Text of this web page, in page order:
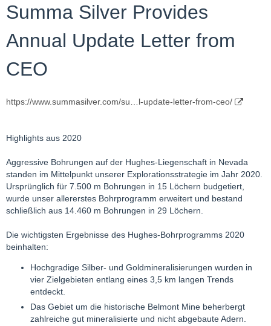
Summa Silver Provides
Annual Update Letter from
CEO
https://www.summasilver.com/su…l-update-letter-from-ceo/
Highlights aus 2020
Aggressive Bohrungen auf der Hughes-Liegenschaft in Nevada
standen im Mittelpunkt unserer Explorationsstrategie im Jahr 2020.
Ursprünglich für 7.500 m Bohrungen in 15 Löchern budgetiert,
wurde unser allererstes Bohrprogramm erweitert und bestand
schließlich aus 14.460 m Bohrungen in 29 Löchern.
Die wichtigsten Ergebnisse des Hughes-Bohrprogramms 2020
beinhalten:
Hochgradige Silber- und Goldmineralisierungen wurden in
vier Zielgebieten entlang eines 3,5 km langen Trends
entdeckt.
Das Gebiet um die historische Belmont Mine beherbergt
zahlreiche gut mineralisierte und nicht abgebaute Adern.